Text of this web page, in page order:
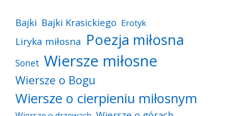
Bajki Bajki Krasickiego Erotyk
Liryka miłosna Poezja miłosna
Sonet Wiersze miłosne
Wiersze o Bogu
Wiersze o cierpieniu miłosnym